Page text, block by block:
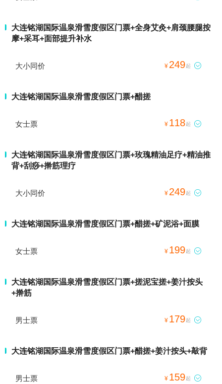
大连铭湖国际温泉滑雪度假区门票+全身艾灸+肩颈腰腿按
摩+采耳+面部提升补水
大小同价 ¥ 249起 
大连铭湖国际温泉滑雪度假区门票+醋搓
女士票 ¥ 118起 
大连铭湖国际温泉滑雪度假区门票+玫瑰精油足疗+精油推
背+刮痧+擀筋理疗
大小同价 ¥ 249起 
大连铭湖国际温泉滑雪度假区门票+醋搓+矿泥浴+面膜
女士票 ¥ 199起 
大连铭湖国际温泉滑雪度假区门票+搓泥宝搓+姜汁按头
+擀筋
男士票 ¥ 179起 
大连铭湖国际温泉滑雪度假区门票+醋搓+姜汁按头+敲背
男士票 ¥ 159起 